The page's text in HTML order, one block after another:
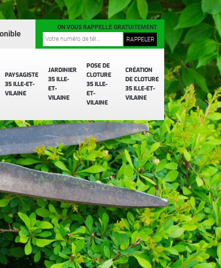
PAYSAGISTE
35 ILLE-ET-
VILAINE
JARDINIER
35 ILLE-
ET-
VILAINE
POSE DE
CLOTURE
35 ILLE-
ET-
VILAINE
CRÉATION
DE CLOTURE
35 ILLE-ET-
VILAINE
ON VOUS RAPPELLE GRATUITEMENT